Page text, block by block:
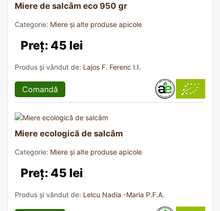
Miere de salcâm eco 950 gr
Categorie: Miere și alte produse apicole
Preț: 45 lei
Produs și vândut de: Lajos F. Ferenc I.I.
Comandă
Miere ecologică de salcâm
Categorie: Miere și alte produse apicole
Preț: 45 lei
Produs și vândut de: Lelcu Nadia -Maria P.F.A.